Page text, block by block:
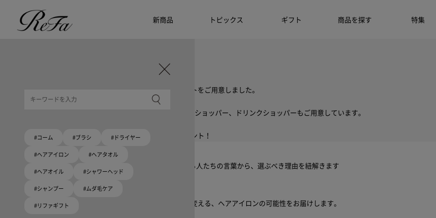
新商品 トピックス ギフト 商品を探す 特集
ReFa商品をご紹介します。プレゼント選びの参考に。
限定ラッピングバック・ショッパーまたはギフトスリーブセットをご用意しました。
大切な人への贈り物にリファオリジナルショッパー
リファロゴが入った、白色のショッパーを6サイズ、ピンク色のショッパー、ドリンクショッパーもご用意しています。
期間限定で対象商品のご購入でオリジナルショッパーをプレゼント！
Because ReFa | 上質な美しさを、妥協しない人へ
高機能ドライヤー Xモデルに宿る美学。上質な美しさを追求する人たちの言葉から、選ぶべき理由を紐解きます
いい髪めざす、大人たちへ。
髪がきれいって嬉しい。「でもヘアケアは大変」という概念を変える、ヘアアイロンの可能性をお届けします。
#コーム #ブラシ #ドライヤー
#ヘアアイロン #ヘアタオル
#ヘアオイル #シャワーヘッド
#シャンプー #ムダ毛ケア
#リファギフト